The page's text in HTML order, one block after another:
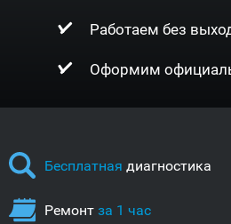
Работаем без
Оформим
Бесплатная диагностика
Ремонт за 1 час